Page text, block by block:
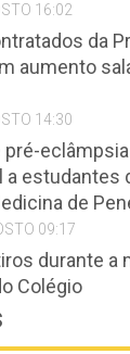
16:02
da
aumento
14:30
a estudantes
de
09:17
durante a
Colégio